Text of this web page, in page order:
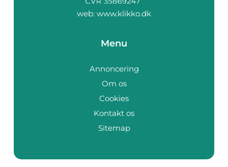
web: www.klikko.dk
Menu
Annoncering
Om os
Cookies
Kontakt os
Sitemap